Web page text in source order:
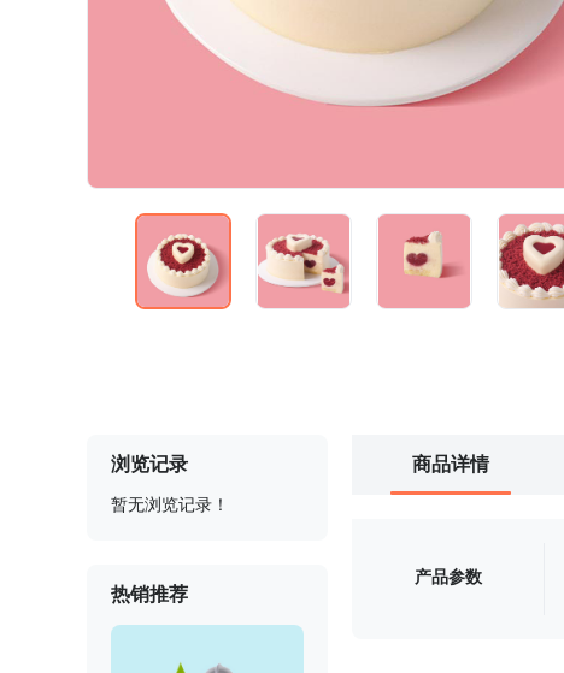
浏览记录
暂无浏览记录！
热销推荐
商品详情
产品参数